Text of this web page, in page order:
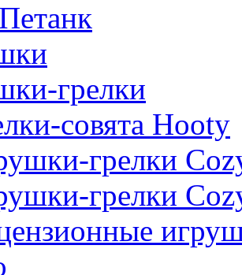
грелки
совята Hooty
грелки
грелки